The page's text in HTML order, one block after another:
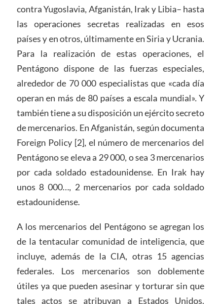
contra Yugoslavia, Afganistán, Irak y Libia– hasta
las operaciones secretas realizadas en esos
países y en otros, últimamente en Siria y Ucrania.
Para la realización de estas operaciones, el
Pentágono dispone de las fuerzas especiales,
alrededor de 70 000 especialistas que «cada día
operan en más de 80 países a escala mundial». Y
también tiene a su disposición un ejército secreto
de mercenarios. En Afganistán, según documenta
Foreign Policy [2], el número de mercenarios del
Pentágono se eleva a 29 000, o sea 3 mercenarios
por cada soldado estadounidense. En Irak hay
unos 8 000…, 2 mercenarios por cada soldado
estadounidense.
A los mercenarios del Pentágono se agregan los
de la tentacular comunidad de inteligencia, que
incluye, además de la CIA, otras 15 agencias
federales. Los mercenarios son doblemente
útiles ya que pueden asesinar y torturar sin que
tales actos se atribuyan a Estados Unidos.